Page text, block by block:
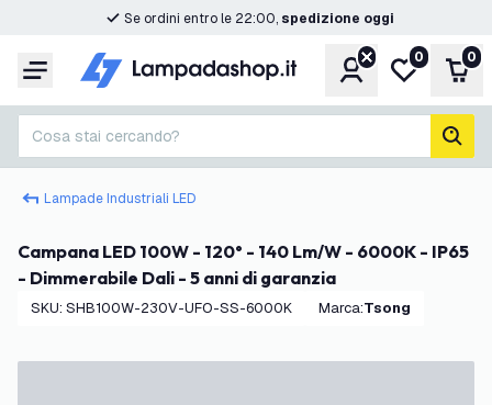
Se ordini entro le 22:00, spedizione oggi
Menu Account
Lista
0 0
Cosa stai cercando?
Lampade Industriali LED
Campana LED 100W - 120° - 140 Lm/W - 6000K - IP65
- Dimmerabile Dali - 5 anni di garanzia
SKU: SHB100W-230V-UFO-SS-6000K Marca: Tsong